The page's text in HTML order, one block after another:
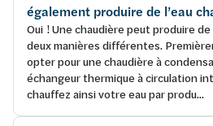
également produire de l’eau
Oui ! Une chaudière peut produire de
deux manières différentes.
opter pour une chaudière à
échangeur thermique à circulation
chauffez ainsi votre eau par produ...